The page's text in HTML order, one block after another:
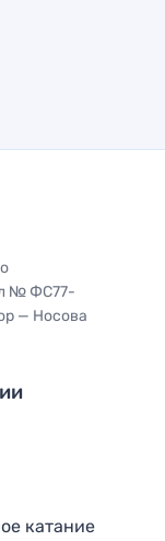
№ ФС77-
— Носова
катание